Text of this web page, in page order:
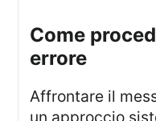
Come procedere in caso di
errore
Affrontare il messaggio di errore richiede
un approccio